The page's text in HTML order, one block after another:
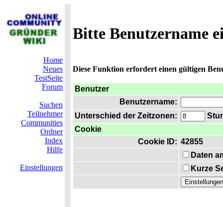
Bitte Benutzername
Home
Neues
TestSeite
Forum
Suchen
Teilnehmer
Communities
Ordner
Index
Hilfe
Einstellungen
Diese Funktion erfordert einen gültigen
Benutzer
Benutzername:
Unterschied der Zeitzonen:
Cookie
Cookie ID: 42855
Daten
Kurze